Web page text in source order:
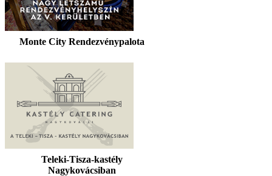
Monte City Rendezvénypalota
Teleki-Tisza-kastély
Nagykovácsiban